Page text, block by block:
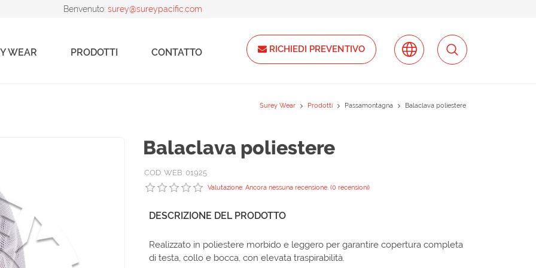
RICHIEDI PREVENTIVO
Benvenuto: surey@sureypacific.com
WEAR PRODOTTI CONTATTO
Surey Wear Prodotti Passamontagna Balaclava poliestere
Balaclava poliestere
COD. WEB: 01925
Valutazione: Ancora nessuna recensione. (0 recensioni)
DESCRIZIONE DEL PRODOTTO
Realizzato in poliestere morbido e leggero per garantire copertura completa
di testa, collo e bocca, con elevata traspirabilità.